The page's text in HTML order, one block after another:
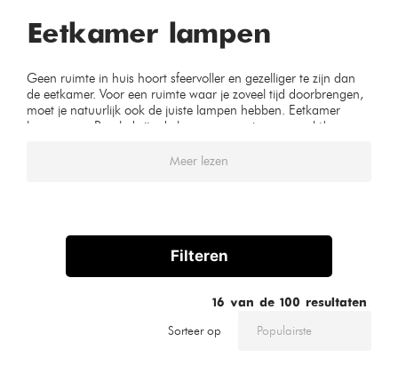
Eetkamer lampen
Geen ruimte in huis hoort sfeervoller en gezelliger te zijn dan
de eetkamer. Voor een ruimte waar je zoveel tijd doorbrengen,
moet je natuurlijk ook de juiste lampen hebben. Eetkamer
lampen van Bamled zijn de lampen waar je naar zoekt!
Meer lezen
Filteren
16 van de 100 resultaten
Sorteer op